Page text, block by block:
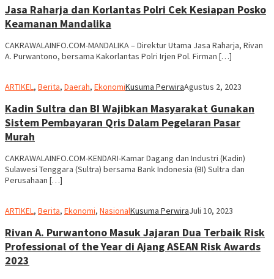
Jasa Raharja dan Korlantas Polri Cek Kesiapan Posko
Keamanan Mandalika
CAKRAWALAINFO.COM-MANDALIKA – Direktur Utama Jasa Raharja, Rivan
A. Purwantono, bersama Kakorlantas Polri Irjen Pol. Firman […]
ARTIKEL, Berita, Daerah, EkonomiKusuma PerwiraAgustus 2, 2023
Kadin Sultra dan BI Wajibkan Masyarakat Gunakan
Sistem Pembayaran Qris Dalam Pegelaran Pasar
Murah
CAKRAWALAINFO.COM-KENDARI-Kamar Dagang dan Industri (Kadin)
Sulawesi Tenggara (Sultra) bersama Bank Indonesia (BI) Sultra dan
Perusahaan […]
ARTIKEL, Berita, Ekonomi, NasionalKusuma PerwiraJuli 10, 2023
Rivan A. Purwantono Masuk Jajaran Dua Terbaik Risk
Professional of the Year di Ajang ASEAN Risk Awards
2023